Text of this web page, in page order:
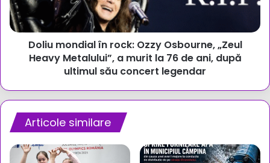
„Zeul
Heavy
Metalului”,
de
după
ultimul
său
concert
Doliu mondial în rock: Ozzy Osbourne, „Zeul
Heavy Metalului”, a murit la 76 de ani, după
ultimul său concert legendar
Articole similare